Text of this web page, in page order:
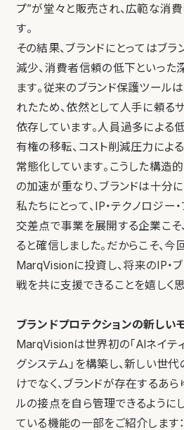
プ”が堂々と販売され、広範な消
す。
その結果、ブランドにとってはブ
減少、消費者信頼の低下といった
ます。従来のブランド保護ツール
れたため、依然として人手に頼る
依存しています。人員過多による
有権の移転、コスト削減圧力によ
常態化しています。こうした構造
の加速が重なり、ブランドは十分
私たちにとって、IP・テクノロジー
交差点で事業を展開する企業こそ
ると確信しました。だからこそ、
MarqVisionに投資し、将来のIP・
戦を共に支援できることを嬉しく
ブランドプロテクションの新しい
MarqVisionは世界初の「AIネイテ
グシステム」を構築し、新しい世
けでなく、ブランドが存在するあら
ルの接点を自ら管理できるように
ている機能の一部をご紹介します：